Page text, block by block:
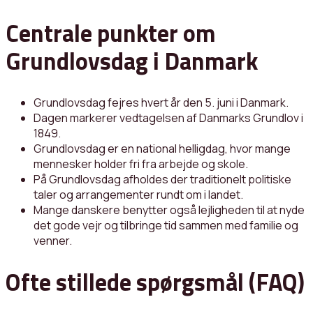
Centrale punkter om
Grundlovsdag i Danmark
Grundlovsdag fejres hvert år den 5. juni i Danmark.
Dagen markerer vedtagelsen af ​​Danmarks Grundlov i
1849.
Grundlovsdag er en national helligdag, hvor mange
mennesker holder fri fra arbejde og skole.
På Grundlovsdag afholdes der traditionelt politiske
taler og arrangementer rundt om i landet.
Mange danskere benytter også lejligheden til at nyde
det gode vejr og tilbringe tid sammen med familie og
venner.
Ofte stillede spørgsmål (FAQ)